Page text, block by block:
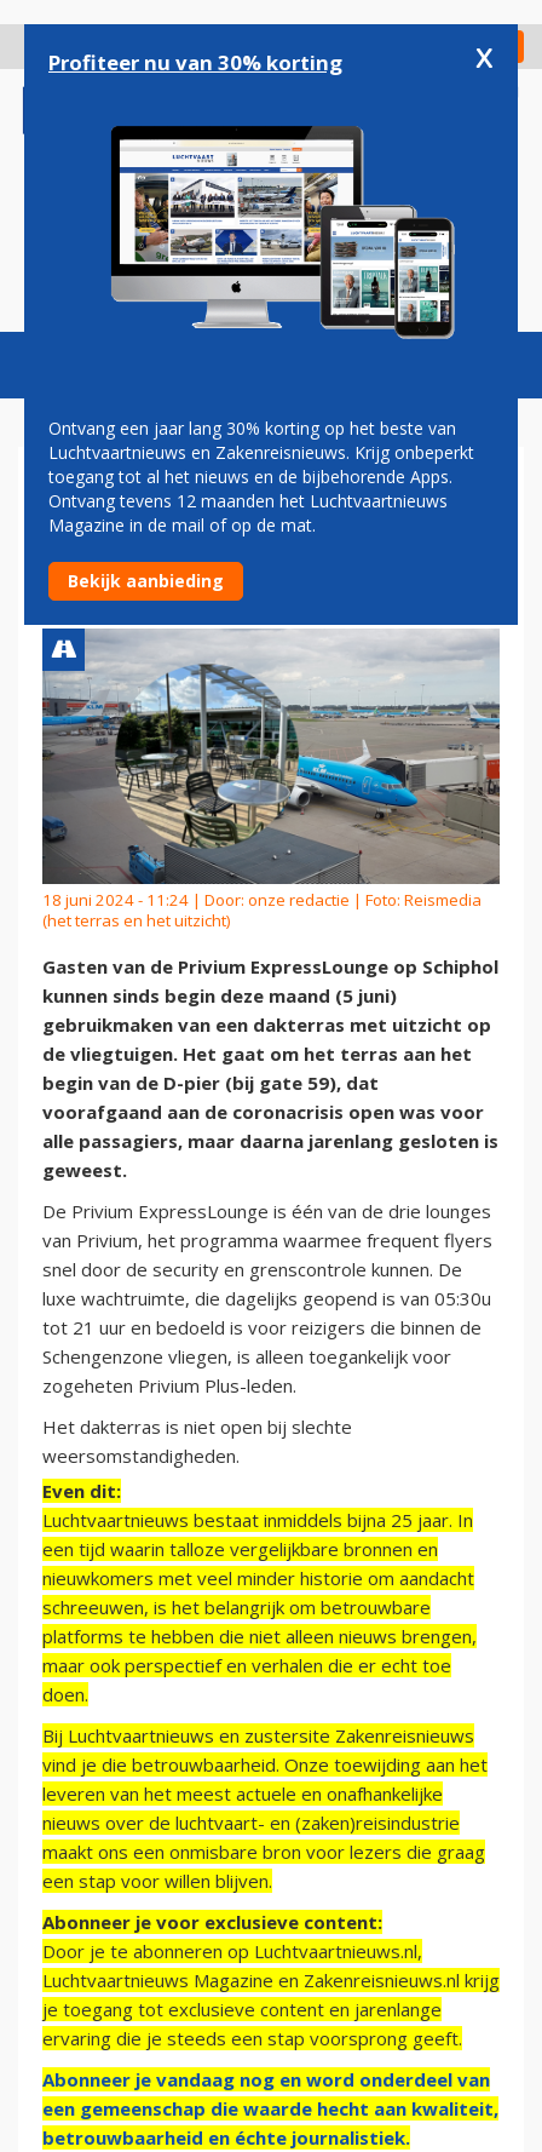
gaan
Check in
Magazine Podcasts Vacatures
PRIVIUM EXPRESSLOUNGE OP
SCHIPHOL HEEFT NU EEN
DAKTERRAS
18 juni 2024 - 11:24 | Door: onze redactie | Foto: Reismedia
(het terras en het uitzicht)
Gasten van de Privium ExpressLounge op Schiphol
kunnen sinds begin deze maand (5 juni)
gebruikmaken van een dakterras met uitzicht op
de vliegtuigen. Het gaat om het terras aan het
begin van de D-pier (bij gate 59), dat
voorafgaand aan de coronacrisis open was voor
alle passagiers, maar daarna jarenlang gesloten is
geweest.
De Privium ExpressLounge is één van de drie lounges
van Privium, het programma waarmee frequent flyers
snel door de security en grenscontrole kunnen. De
luxe wachtruimte, die dagelijks geopend is van 05:30u
tot 21 uur en bedoeld is voor reizigers die binnen de
Schengenzone vliegen, is alleen toegankelijk voor
zogeheten Privium Plus-leden.
Het dakterras is niet open bij slechte
weersomstandigheden.
Even dit:
Luchtvaartnieuws bestaat inmiddels bijna 25 jaar. In
een tijd waarin talloze vergelijkbare bronnen en
nieuwkomers met veel minder historie om aandacht
schreeuwen, is het belangrijk om betrouwbare
platforms te hebben die niet alleen nieuws brengen,
maar ook perspectief en verhalen die er echt toe
doen.
Bij Luchtvaartnieuws en zustersite Zakenreisnieuws
vind je die betrouwbaarheid. Onze toewijding aan het
leveren van het meest actuele en onafhankelijke
nieuws over de luchtvaart- en (zaken)reisindustrie
maakt ons een onmisbare bron voor lezers die graag
een stap voor willen blijven.
Abonneer je voor exclusieve content:
Door je te abonneren op Luchtvaartnieuws.nl,
Luchtvaartnieuws Magazine en Zakenreisnieuws.nl krijg
je toegang tot exclusieve content en jarenlange
ervaring die je steeds een stap voorsprong geeft.
Abonneer je vandaag nog en word onderdeel van
een gemeenschap die waarde hecht aan kwaliteit,
betrouwbaarheid en échte journalistiek.
Profiteer nu van 30% korting x
Ontvang een jaar lang 30% korting op het beste van
Luchtvaartnieuws en Zakenreisnieuws. Krijg onbeperkt
toegang tot al het nieuws en de bijbehorende Apps.
Ontvang tevens 12 maanden het Luchtvaartnieuws
Magazine in de mail of op de mat.
Bekijk aanbieding